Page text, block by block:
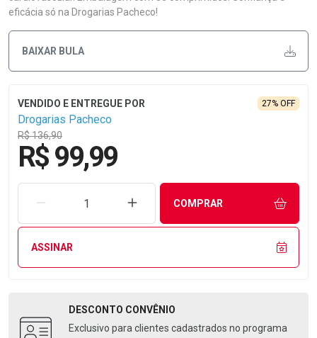
eficácia só na Drogarias Pacheco!
BAIXAR BULA
Drogarias Pacheco
R$ 136,90
27% OFF
R$ 99,99
REMOVER UMA UNIDADEAUMENTAR UMA UNIDADE
COMPRAR
ASSINAR
DESCONTO CONVÊNIO
Exclusivo para clientes cadastrados no programa